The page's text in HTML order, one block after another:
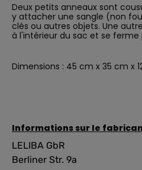
Deux petits anneaux sont
y attacher une sangle (non
clés ou autres objets. Une
à l'intérieur du sac et se
Dimensions : 45 cm x 35 cm x
Informations sur le
LELIBA GbR
Berliner Str. 9a